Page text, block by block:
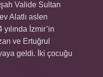
Valide Sultan
Alatlı aslen
İzmir’in
ve Ertuğrul
geldi. İki çocuğu